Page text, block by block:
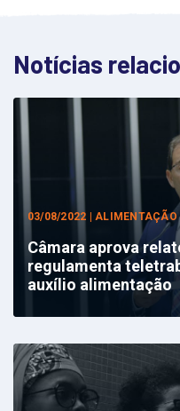
Notícias
03/08/2022 | ALIMENTAÇÃO
Câmara aprova
regulamenta
auxílio alimentação